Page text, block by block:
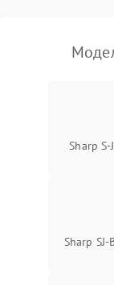
Sharp S-
Sharp SJ-